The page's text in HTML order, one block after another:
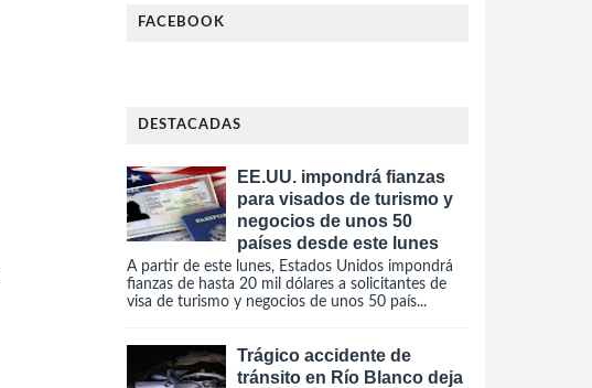
FACEBOOK
DESTACADAS
EE.UU. impondrá fianzas
para visados de turismo y
negocios de unos 50
países desde este lunes
A partir de este lunes, Estados Unidos impondrá
fianzas de hasta 20 mil dólares a solicitantes de
visa de turismo y negocios de unos 50 país...
Trágico accidente de
tránsito en Río Blanco deja